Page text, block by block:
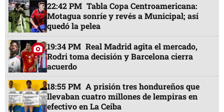
22:42 PM Tabla Copa Centroamericana:
Motagua sonríe y revés a Municipal; así
quedó la pelea
19:34 PM Real Madrid agita el mercado,
Rodri toma decisión y Barcelona cierra
acuerdo
18:55 PM A prisión tres hondureños que
llevaban cuatro millones de lempiras en
efectivo en La Ceiba